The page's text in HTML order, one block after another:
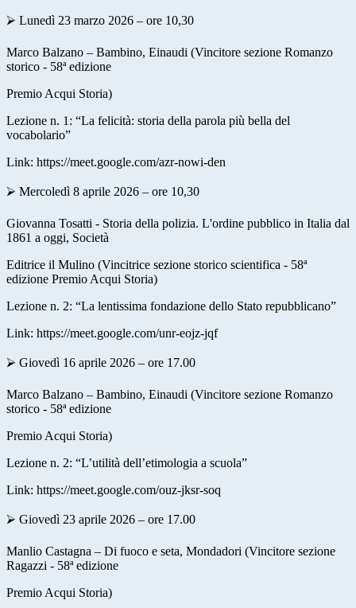
⮚ Lunedì 23 marzo 2026 – ore 10,30
Marco Balzano – Bambino, Einaudi (Vincitore sezione Romanzo
storico - 58ª edizione
Premio Acqui Storia)
Lezione n. 1: “La felicità: storia della parola più bella del
vocabolario”
Link: https://meet.google.com/azr-nowi-den
⮚ Mercoledì 8 aprile 2026 – ore 10,30
Giovanna Tosatti - Storia della polizia. L'ordine pubblico in Italia dal
1861 a oggi, Società
Editrice il Mulino (Vincitrice sezione storico scientifica - 58ª
edizione Premio Acqui Storia)
Lezione n. 2: “La lentissima fondazione dello Stato repubblicano”
Link: https://meet.google.com/unr-eojz-jqf
⮚ Giovedì 16 aprile 2026 – ore 17.00
Marco Balzano – Bambino, Einaudi (Vincitore sezione Romanzo
storico - 58ª edizione
Premio Acqui Storia)
Lezione n. 2: “L’utilità dell’etimologia a scuola”
Link: https://meet.google.com/ouz-jksr-soq
⮚ Giovedì 23 aprile 2026 – ore 17.00
Manlio Castagna – Di fuoco e seta, Mondadori (Vincitore sezione
Ragazzi - 58ª edizione
Premio Acqui Storia)